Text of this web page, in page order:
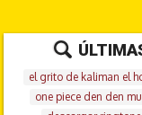
el grito de kaliman el
one piece den den